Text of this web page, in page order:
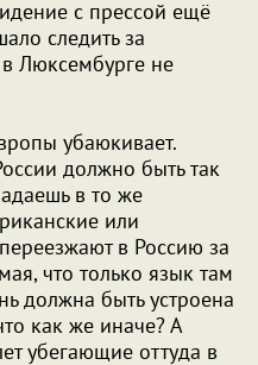
с прессой ещё
следить за
Люксембурге не
убаюкивает.
должно быть так
в то же
или
в Россию за
что только язык там
должна быть устроена
как же иначе? А
убегающие оттуда в